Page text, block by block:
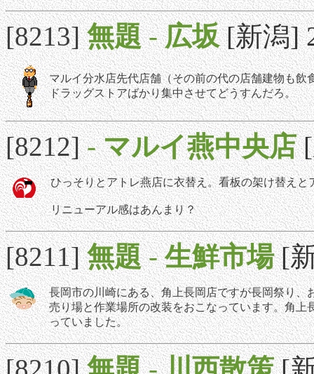
[8213]無題-広坂 [新潟]
マルイ分水店先代店舗（その前の代の店舗建物も
ドラッグストアばかり集中させてどうすんだろ。
[8212]-マルイ燕中央店
ひっそりとアトレ燕店に衣替え。看板の架け替え
リニューアル感はあんまり？
[8211]無題-生鮮市場 [
長岡市の川崎にある、角上長岡店ですが長岡祭り、
売り場と作業場所の改装をおこなっています。角
っていました。